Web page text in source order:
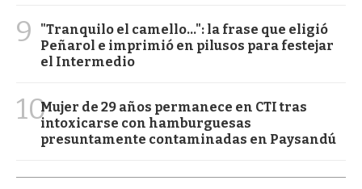
9
"Tranquilo el camello...": la frase que eligió
Peñarol e imprimió en pilusos para festejar
el Intermedio
10Mujer de 29 años permanece en CTI tras
intoxicarse con hamburguesas
presuntamente contaminadas en Paysandú